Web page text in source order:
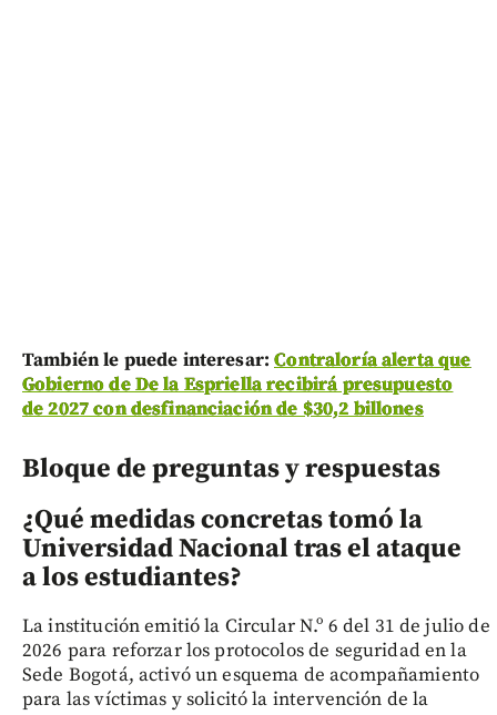
También le puede interesar:Contraloría alerta que
Gobierno de De la Espriella recibirá presupuesto
de 2027 con desfinanciación de $30,2 billones
Bloque de preguntas y respuestas
¿Qué medidas concretas tomó la
Universidad Nacional tras el ataque
a los estudiantes?
La institución emitió la Circular N.º 6 del 31 de julio de
2026 para reforzar los protocolos de seguridad en la
Sede Bogotá, activó un esquema de acompañamiento
para las víctimas y solicitó la intervención de la